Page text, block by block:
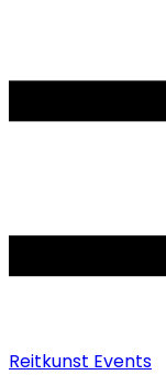
Reitkunst Events